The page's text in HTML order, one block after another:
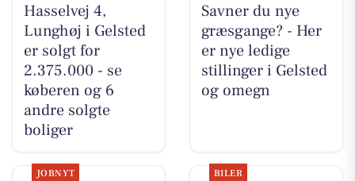
Hasselvej 4,
Lunghøj i Gelsted
er solgt for
2.375.000 - se
køberen og 6
andre solgte
boliger
Savner du nye
græsgange? - Her
er nye ledige
stillinger i Gelsted
og omegn
JOBNYT BILER